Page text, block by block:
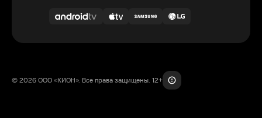
© 2026 ООО «КИОН». Все права защищены. 12+